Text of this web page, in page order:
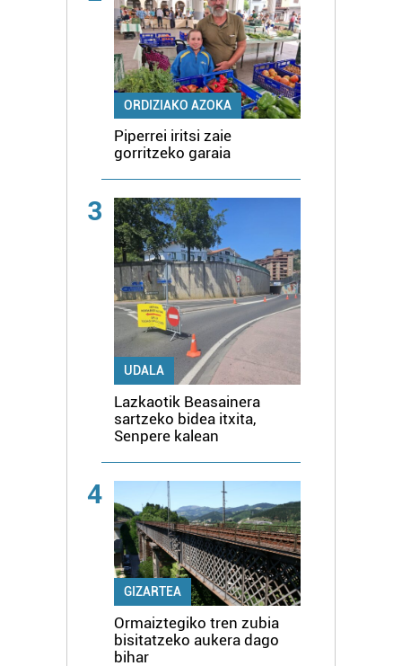
ORDIZIAKO AZOKA
Piperrei iritsi zaie
gorritzeko garaia
3
UDALA
Lazkaotik Beasainera
sartzeko bidea itxita,
Senpere kalean
4
GIZARTEA
Ormaiztegiko tren zubia
bisitatzeko aukera dago
bihar